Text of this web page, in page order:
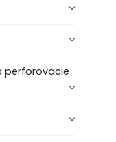
perforovacie